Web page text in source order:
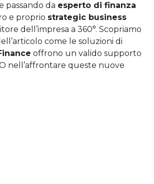
passando da esperto di finanza
e proprio strategic business
dell’impresa a 360°. Scopriamo
come le soluzioni di
offrono un valido supporto
nell’affrontare queste nuove